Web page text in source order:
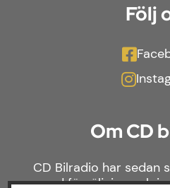
Följ
Om CD
CD Bilradio har sedan
med försäljning och